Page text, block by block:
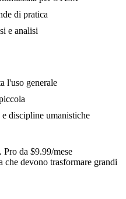
di pratica
e analisi
l'uso generale
discipline umanistiche
da $9.99/mese
che devono trasformare grandi